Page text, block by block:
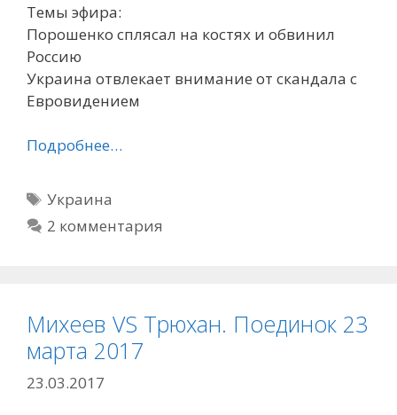
Темы эфира:
Порошенко сплясал на костях и обвинил
Россию
Украина отвлекает внимание от скандала с
Евровидением
Подробнее…
Метки
Украина
2 комментария
Михеев VS Трюхан. Поединок 23
марта 2017
23.03.2017